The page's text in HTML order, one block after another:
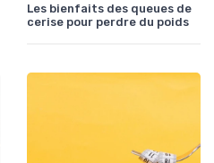
Les bienfaits des queues de
cerise pour perdre du poids